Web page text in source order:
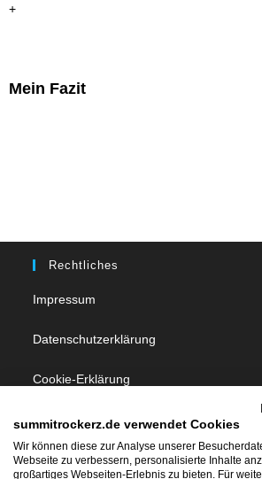
+
Mein Fazit
Rechtliches
Impressum
Datenschutzerklärung
Cookie-Erklärung
Follow Us
summitrockerz.de verwendet Cookies
Wir können diese zur Analyse unserer
Webseite zu verbessern, personalisierte Inhalte
großartiges Webseiten-Erlebnis zu bieten. Für